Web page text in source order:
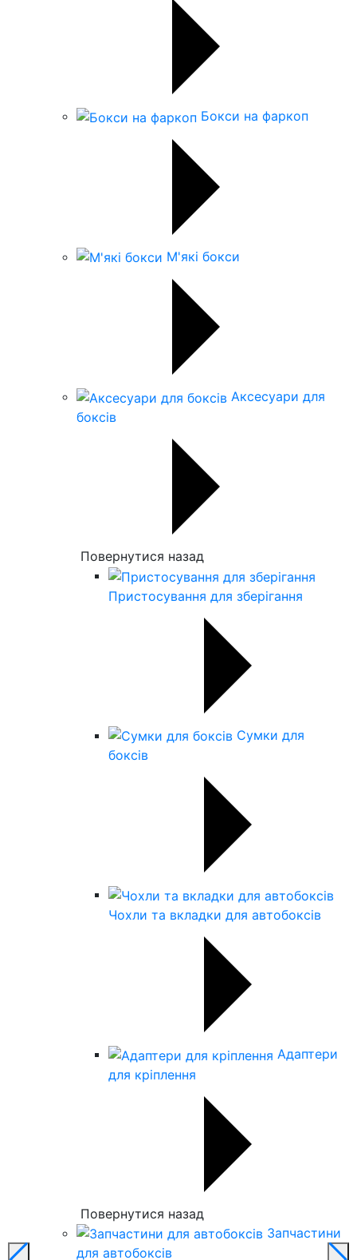
Бокси на фаркоп
М'які бокси
Аксесуари для
боксів
Повернутися назад
Пристосування для зберігання
Сумки для
боксів
Чохли та вкладки для автобоксів
Адаптери
для кріплення
Повернутися назад
Запчастини
для автобоксів